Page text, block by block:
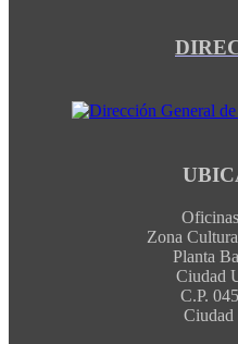
Zona
Planta
Ciudad
C.P.
Ciudad